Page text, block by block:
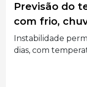
Motorista
curva, roda
motociclista
Motorista de uma